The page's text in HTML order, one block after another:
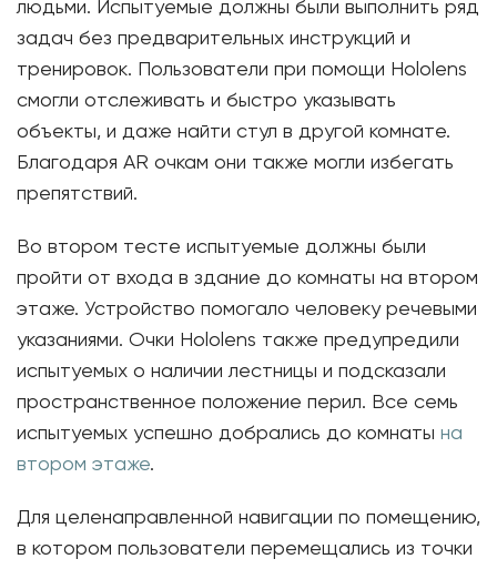
людьми. Испытуемые должны были выполнить ряд
задач без предварительных инструкций и
тренировок. Пользователи при помощи Hololens
смогли отслеживать и быстро указывать
объекты, и даже найти стул в другой комнате.
Благодаря AR очкам они также могли избегать
препятствий.
Во втором тесте испытуемые должны были
пройти от входа в здание до комнаты на втором
этаже. Устройство помогало человеку речевыми
указаниями. Очки Hololens также предупредили
испытуемых о наличии лестницы и подсказали
пространственное положение перил. Все семь
испытуемых успешно добрались до комнаты на
втором этаже.
Для целенаправленной навигации по помещению,
в котором пользователи перемещались из точки